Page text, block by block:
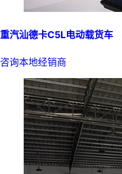
重汽汕德卡C5L电动载货车
咨询本地经销商